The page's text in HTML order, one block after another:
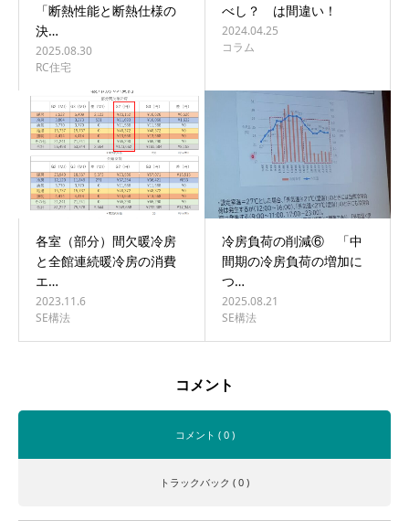
「断熱性能と断熱仕様の
決…
2025.08.30
RC住宅
べし？ は間違い！
2024.04.25
コラム
各室（部分）間欠暖冷房
と全館連続暖冷房の消費
エ…
2023.11.6
SE構法
冷房負荷の削減⑥ 「中
間期の冷房負荷の増加に
つ…
2025.08.21
SE構法
コメント
コメント ( 0 )
トラックバック ( 0 )